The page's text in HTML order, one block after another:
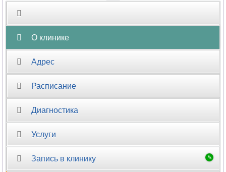
О клинике
Адрес
Расписание
Диагностика
Услуги
Запись в клинику